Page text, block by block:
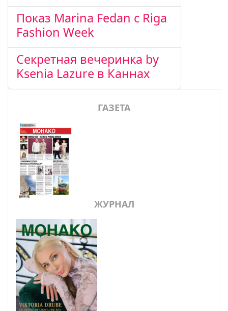
Показ Marina Fedan с Riga
Fashion Week
Секретная вечеринка by
Ksenia Lazure в Каннах
ГАЗЕТА
ЖУРНАЛ